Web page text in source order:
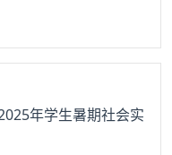
年学生暑期社会实